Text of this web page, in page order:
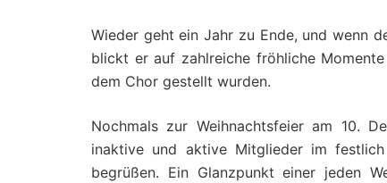
Wieder geht ein Jahr zu Ende, und wenn
blickt er auf zahlreiche fröhliche
dem Chor gestellt wurden.
Nochmals zur Weihnachtsfeier am 10.
inaktive und aktive Mitglieder im
begrüßen. Ein Glanzpunkt einer jeden